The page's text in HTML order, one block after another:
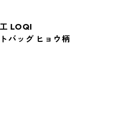
LOQI
バッグ ヒョウ柄